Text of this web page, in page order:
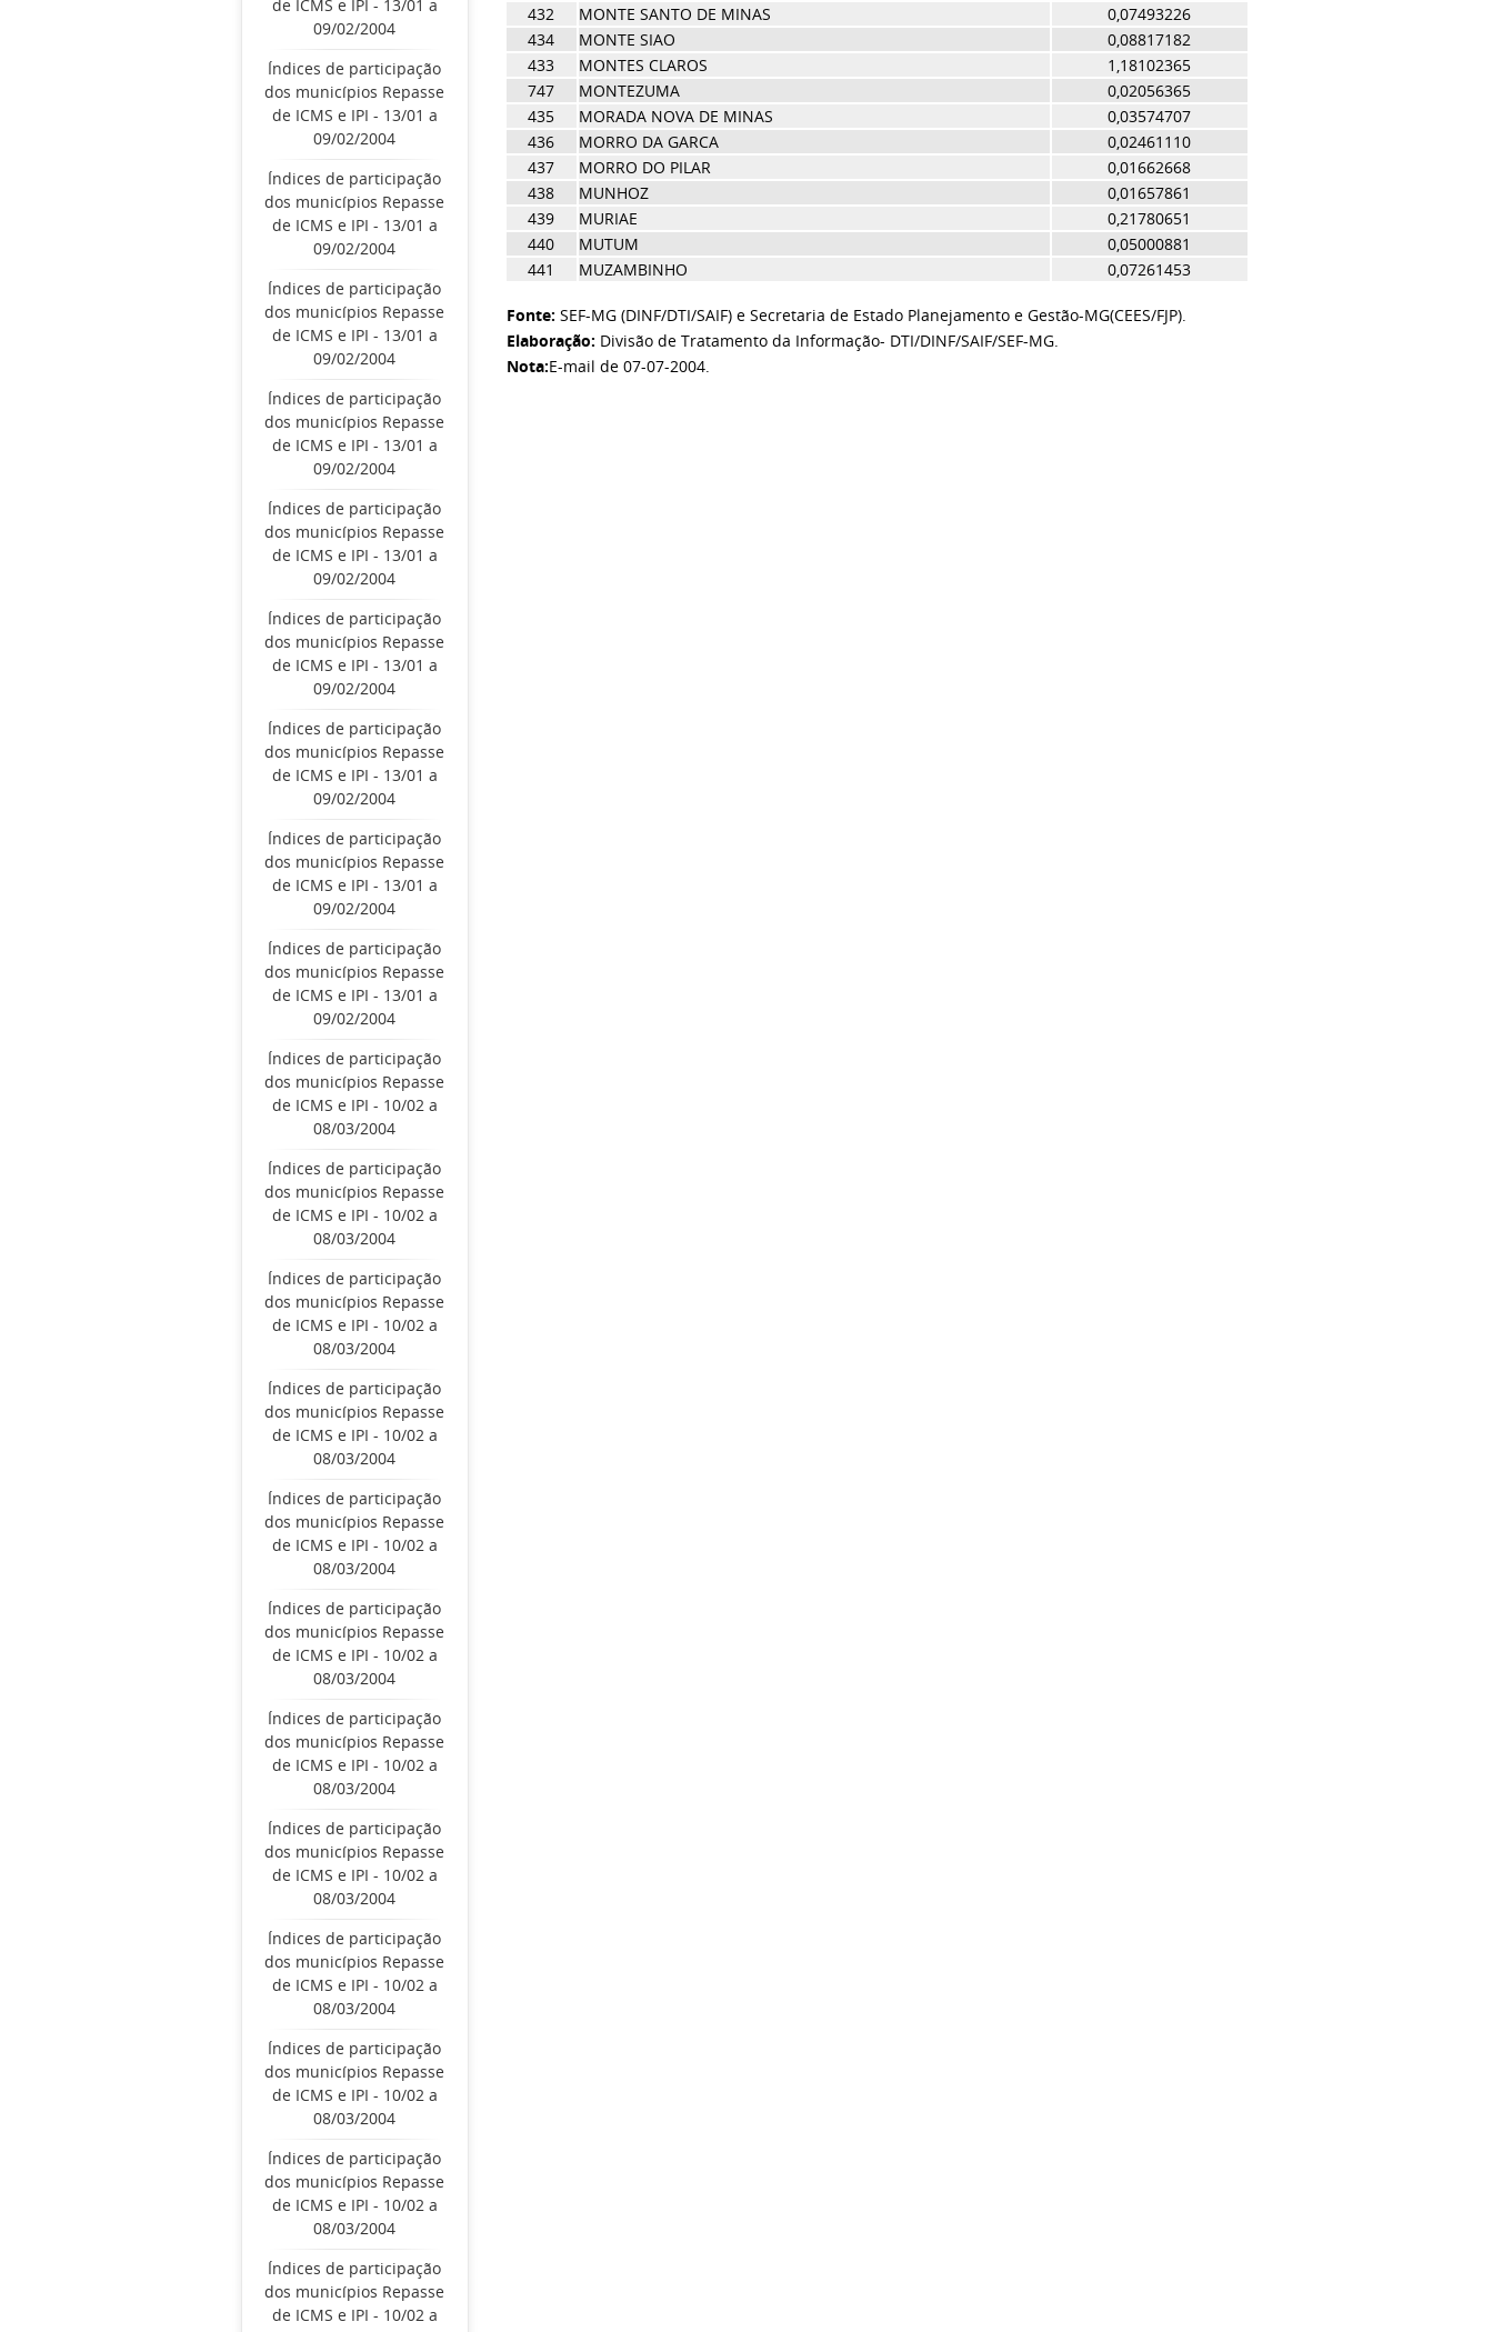
de ICMS e IPI - 13/01 a
09/02/2004
Índices de participação
dos municípios Repasse
de ICMS e IPI - 13/01 a
09/02/2004
Índices de participação
dos municípios Repasse
de ICMS e IPI - 13/01 a
09/02/2004
Índices de participação
dos municípios Repasse
de ICMS e IPI - 13/01 a
09/02/2004
Índices de participação
dos municípios Repasse
de ICMS e IPI - 13/01 a
09/02/2004
Índices de participação
dos municípios Repasse
de ICMS e IPI - 13/01 a
09/02/2004
Índices de participação
dos municípios Repasse
de ICMS e IPI - 13/01 a
09/02/2004
Índices de participação
dos municípios Repasse
de ICMS e IPI - 13/01 a
09/02/2004
Índices de participação
dos municípios Repasse
de ICMS e IPI - 13/01 a
09/02/2004
Índices de participação
dos municípios Repasse
de ICMS e IPI - 13/01 a
09/02/2004
Índices de participação
dos municípios Repasse
de ICMS e IPI - 10/02 a
08/03/2004
Índices de participação
dos municípios Repasse
de ICMS e IPI - 10/02 a
08/03/2004
Índices de participação
dos municípios Repasse
de ICMS e IPI - 10/02 a
08/03/2004
Índices de participação
dos municípios Repasse
de ICMS e IPI - 10/02 a
08/03/2004
Índices de participação
dos municípios Repasse
de ICMS e IPI - 10/02 a
08/03/2004
Índices de participação
dos municípios Repasse
de ICMS e IPI - 10/02 a
08/03/2004
Índices de participação
dos municípios Repasse
de ICMS e IPI - 10/02 a
08/03/2004
Índices de participação
dos municípios Repasse
de ICMS e IPI - 10/02 a
08/03/2004
Índices de participação
dos municípios Repasse
de ICMS e IPI - 10/02 a
08/03/2004
Índices de participação
dos municípios Repasse
de ICMS e IPI - 10/02 a
08/03/2004
Índices de participação
dos municípios Repasse
de ICMS e IPI - 10/02 a
08/03/2004
Índices de participação
dos municípios Repasse
de ICMS e IPI - 10/02 a
432
MONTE SANTO DE MINAS
0,07493226
434
MONTE SIAO
0,08817182
433
MONTES CLAROS
1,18102365
747
MONTEZUMA
0,02056365
435
MORADA NOVA DE MINAS
0,03574707
436
MORRO DA GARCA
0,02461110
437
MORRO DO PILAR
0,01662668
438
MUNHOZ
0,01657861
439
MURIAE
0,21780651
440
MUTUM
0,05000881
441
MUZAMBINHO 0,07261453
Fonte: SEF-MG (DINF/DTI/SAIF) e Secretaria de Estado Planejamento e Gestão-MG(CEES/FJP).
Elaboração: Divisão de Tratamento da Informação- DTI/DINF/SAIF/SEF-MG.
Nota:E-mail de 07-07-2004.